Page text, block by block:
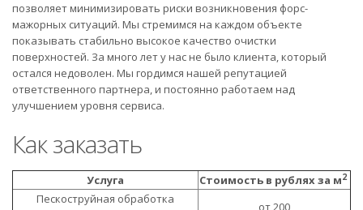
позволяет минимизировать риски возникновения форс-
мажорных ситуаций. Мы стремимся на каждом объекте
показывать стабильно высокое качество очистки
поверхностей. За много лет у нас не было клиента, который
остался недоволен. Мы гордимся нашей репутацией
ответственного партнера, и постоянно работаем над
улучшением уровня сервиса.
Как заказать
Услуга Стоимость в рублях за м2
Пескоструйная обработка
от 200